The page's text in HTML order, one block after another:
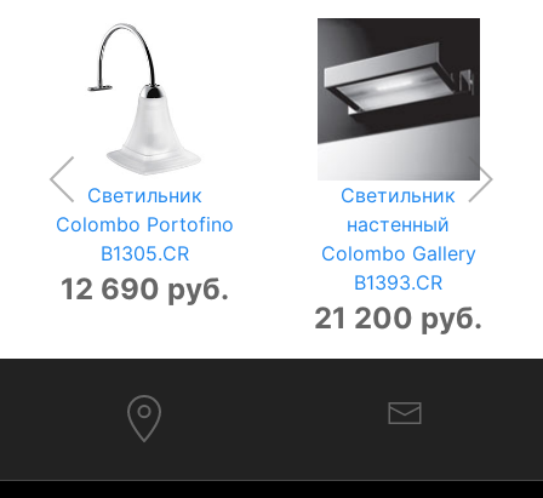
Светильник
Colombo Portofino
B1305.CR
12 690 руб.
Светильник
настенный
Colombo Gallery
B1393.CR
21 200 руб.